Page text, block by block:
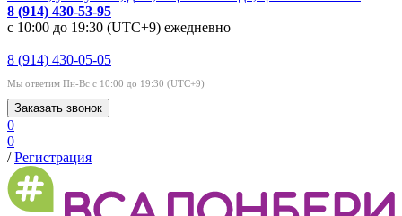
8 (914) 430-53-95
с 10:00 до 19:30 (UTC+9) ежедневно
8 (914) 430-05-05
Мы ответим Пн-Вс с 10:00 до 19:30 (UTC+9)
Заказать звонок
0
0
/ Регистрация